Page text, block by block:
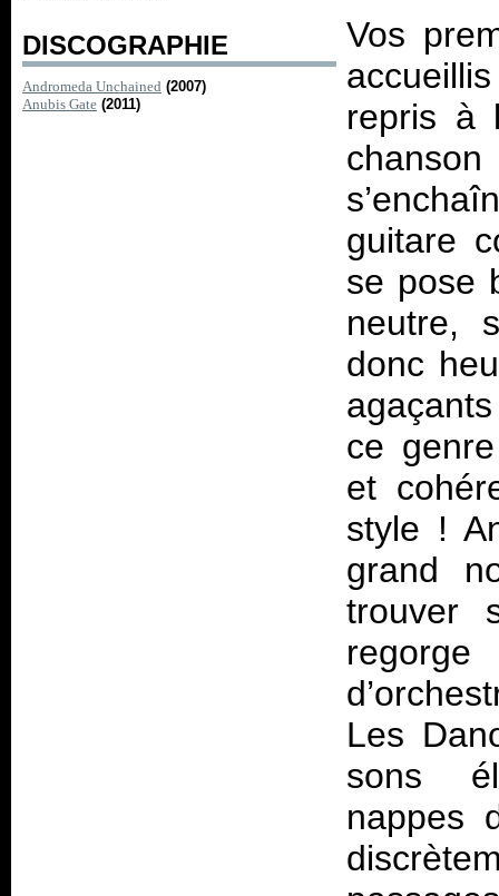
DISCOGRAPHIE
Andromeda Unchained (2007)
Anubis Gate (2011)
Vos
repris à
guitare
se pose
neutre,
donc
ce
et
style !
grand
trouver
Les
sons
nappes